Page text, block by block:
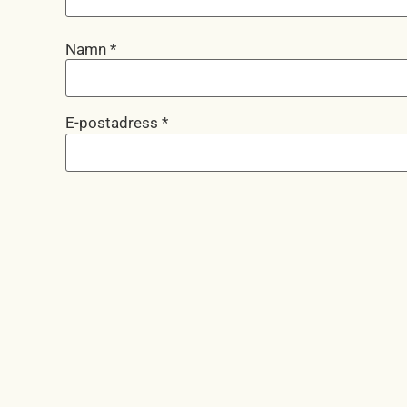
Namn *
E-postadress *